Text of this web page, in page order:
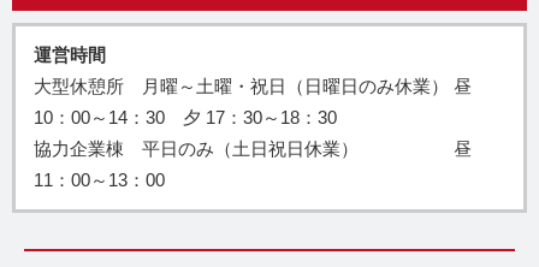
運営時間
大型休憩所 月曜～土曜・祝日（日曜日のみ休業） 昼
10：00～14：30 夕 17：30～18：30
協力企業棟 平日のみ（土日祝日休業） 昼
11：00～13：00